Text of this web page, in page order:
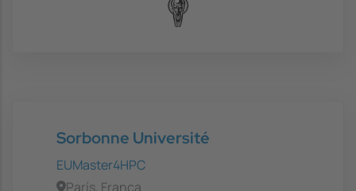
Sorbonne Université
EUMaster4HPC
París, França